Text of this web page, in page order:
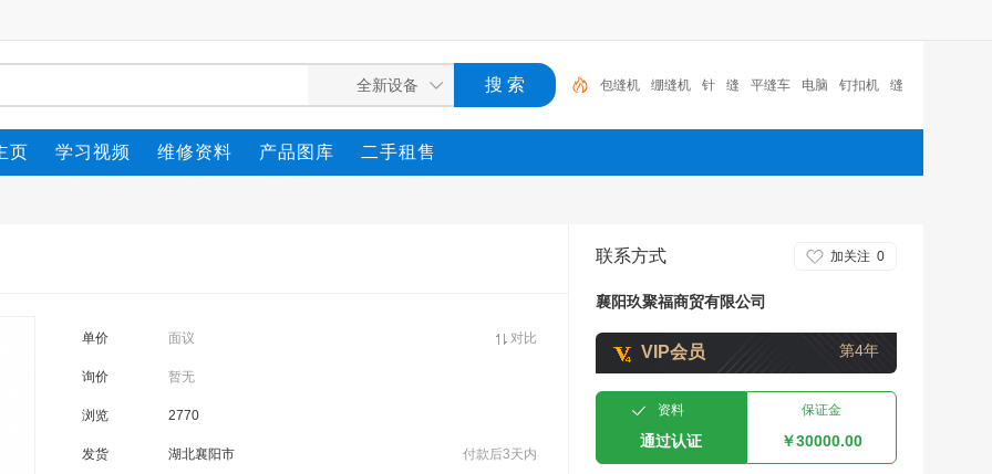
包缝机 绷缝机 针 缝 平缝车 电脑 钉扣机 缝
纫机 包缝 电脑平车
页 学习视频 维修资料 产品图库 二手租售
单价 面议 对比
询价 暂无
浏览 2770
发货 湖北襄阳市 付款后3天内
联系方式 加关注 0
襄阳玖聚福商贸有限公司
VIP会员 第4年
资料
通过认证
保证金
￥30000.00